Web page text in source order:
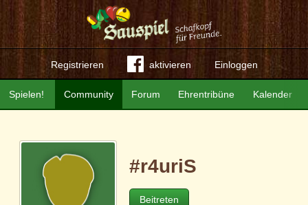
Registrieren aktivieren Einloggen
Community Forum Ehrentribüne Kalender
Spielen!
#r4uriS
Beitreten